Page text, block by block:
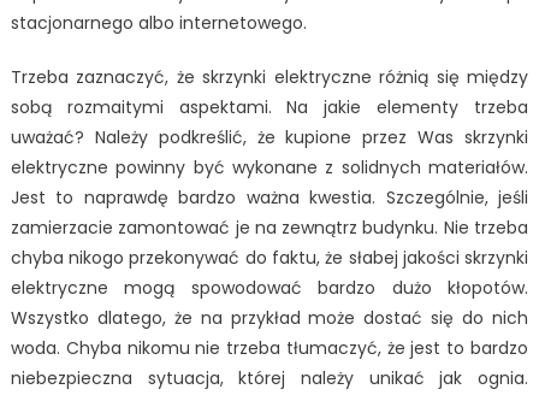
stacjonarnego albo internetowego.
Trzeba zaznaczyć, że skrzynki elektryczne różnią się między
sobą rozmaitymi aspektami. Na jakie elementy trzeba
uważać? Należy podkreślić, że kupione przez Was skrzynki
elektryczne powinny być wykonane z solidnych materiałów.
Jest to naprawdę bardzo ważna kwestia. Szczególnie, jeśli
zamierzacie zamontować je na zewnątrz budynku. Nie trzeba
chyba nikogo przekonywać do faktu, że słabej jakości skrzynki
elektryczne mogą spowodować bardzo dużo kłopotów.
Wszystko dlatego, że na przykład może dostać się do nich
woda. Chyba nikomu nie trzeba tłumaczyć, że jest to bardzo
niebezpieczna sytuacja, której należy unikać jak ognia.